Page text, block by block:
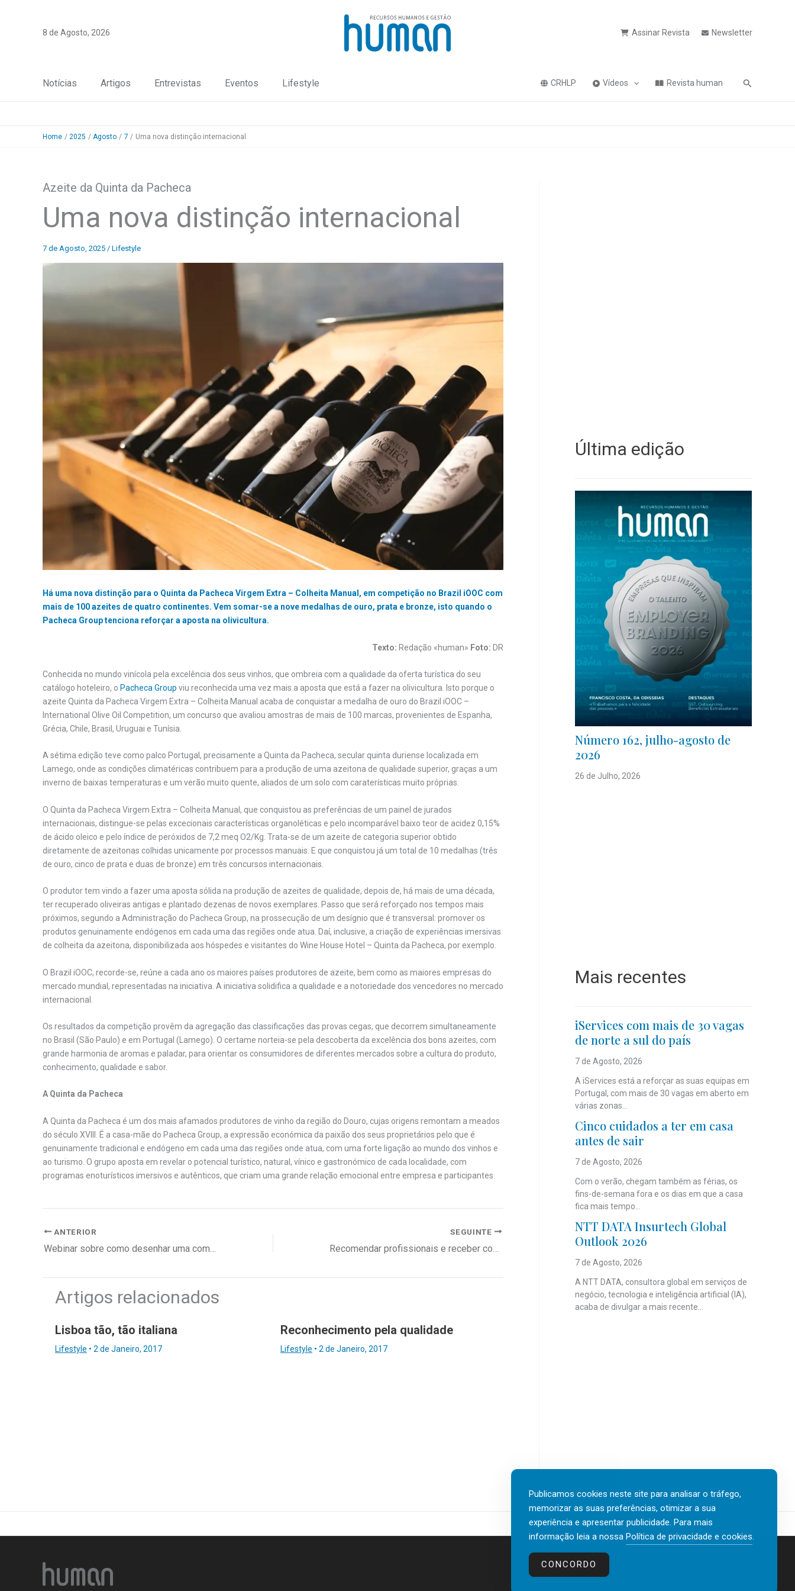
8 de Agosto, 2026 Assinar Revista Newsletter
Notícias Artigos Entrevistas Eventos Lifestyle CRHLP Vídeos Revista human Pesquisa
Home 2025 Agosto 7 Uma nova distinção internacional
Azeite da Quinta da Pacheca
Uma nova distinção internacional
7 de Agosto, 2025 / Lifestyle
Há uma nova distinção para o Quinta da Pacheca Virgem Extra – Colheita Manual, em competição no Brazil iOOC com
mais de 100 azeites de quatro continentes. Vem somar-se a nove medalhas de ouro, prata e bronze, isto quando o
Pacheca Group tenciona reforçar a aposta na olivicultura.
Texto: Redação «human» Foto: DR
Conhecida no mundo vinícola pela excelência dos seus vinhos, que ombreia com a qualidade da oferta turística do seu
catálogo hoteleiro, o Pacheca Group viu reconhecida uma vez mais a aposta que está a fazer na olivicultura. Isto porque o
azeite Quinta da Pacheca Virgem Extra – Colheita Manual acaba de conquistar a medalha de ouro do Brazil iOOC –
International Olive Oil Competition, um concurso que avaliou amostras de mais de 100 marcas, provenientes de Espanha,
Grécia, Chile, Brasil, Uruguai e Tunísia.
A sétima edição teve como palco Portugal, precisamente a Quinta da Pacheca, secular quinta duriense localizada em
Lamego, onde as condições climatéricas contribuem para a produção de uma azeitona de qualidade superior, graças a um
inverno de baixas temperaturas e um verão muito quente, aliados de um solo com caraterísticas muito próprias.
O Quinta da Pacheca Virgem Extra – Colheita Manual, que conquistou as preferências de um painel de jurados
internacionais, distingue-se pelas excecionais características organoléticas e pelo incomparável baixo teor de acidez 0,15%
de ácido oleico e pelo índice de peróxidos de 7,2 meq O2/Kg. Trata-se de um azeite de categoria superior obtido
diretamente de azeitonas colhidas unicamente por processos manuais. E que conquistou já um total de 10 medalhas (três
de ouro, cinco de prata e duas de bronze) em três concursos internacionais.
O produtor tem vindo a fazer uma aposta sólida na produção de azeites de qualidade, depois de, há mais de uma década,
ter recuperado oliveiras antigas e plantado dezenas de novos exemplares. Passo que será reforçado nos tempos mais
próximos, segundo a Administração do Pacheca Group, na prossecução de um desígnio que é transversal: promover os
produtos genuinamente endógenos em cada uma das regiões onde atua. Daí, inclusive, a criação de experiências imersivas
de colheita da azeitona, disponibilizada aos hóspedes e visitantes do Wine House Hotel – Quinta da Pacheca, por exemplo.
O Brazil iOOC, recorde-se, reúne a cada ano os maiores países produtores de azeite, bem como as maiores empresas do
mercado mundial, representadas na iniciativa. A iniciativa solidifica a qualidade e a notoriedade dos vencedores no mercado
internacional.
Os resultados da competição provêm da agregação das classificações das provas cegas, que decorrem simultaneamente
no Brasil (São Paulo) e em Portugal (Lamego). O certame norteia-se pela descoberta da excelência dos bons azeites, com
grande harmonia de aromas e paladar, para orientar os consumidores de diferentes mercados sobre a cultura do produto,
conhecimento, qualidade e sabor.
A Quinta da Pacheca
A Quinta da Pacheca é um dos mais afamados produtores de vinho da região do Douro, cujas origens remontam a meados
do século XVIII. É a casa-mãe do Pacheca Group, a expressão económica da paixão dos seus proprietários pelo que é
genuinamente tradicional e endógeno em cada uma das regiões onde atua, com uma forte ligação ao mundo dos vinhos e
ao turismo. O grupo aposta em revelar o potencial turístico, natural, vínico e gastronómico de cada localidade, com
programas enoturísticos imersivos e autênticos, que criam uma grande relação emocional entre empresa e participantes.
ANTERIOR SEGUINTE
Artigos relacionados
Lisboa tão, tão italiana
Lifestyle • 2 de Janeiro, 2017
Reconhecimento pela qualidade
Lifestyle • 2 de Janeiro, 2017
Última edição
Número 162, julho-agosto de
2026
26 de Julho, 2026
Mais recentes
iServices com mais de 30 vagas
de norte a sul do país
7 de Agosto, 2026
A iServices está a reforçar as suas equipas em
Portugal, com mais de 30 vagas em aberto em
várias zonas...
Cinco cuidados a ter em casa
antes de sair
7 de Agosto, 2026
Com o verão, chegam também as férias, os
fins-de-semana fora e os dias em que a casa
fica mais tempo...
NTT DATA Insurtech Global
Outlook 2026
7 de Agosto, 2026
A NTT DATA, consultora global em serviços de
negócio, tecnologia e inteligência artificial (IA),
acaba de divulgar a mais recente...
Contactos
Publicamos cookies neste site para analisar o tráfego,
memorizar as suas preferências, otimizar a sua
experiência e apresentar publicidade. Para mais
informação leia a nossa Política de privacidade e cookies.
CONCORDO